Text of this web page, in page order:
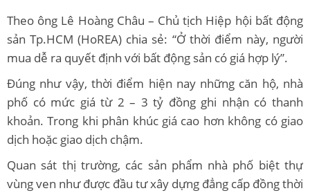
Theo ông Lê Hoàng Châu – Chủ tịch Hiệp hội bất động
sản Tp.HCM (HoREA) chia sẻ: “Ở thời điểm này, người
mua dễ ra quyết định với bất động sản có giá hợp lý”.
Đúng như vậy, thời điểm hiện nay những căn hộ, nhà
phố có mức giá từ 2 – 3 tỷ đồng ghi nhận có thanh
khoản. Trong khi phân khúc giá cao hơn không có giao
dịch hoặc giao dịch chậm.
Quan sát thị trường, các sản phẩm nhà phố biệt thự
vùng ven như được đầu tư xây dựng đẳng cấp đồng thời